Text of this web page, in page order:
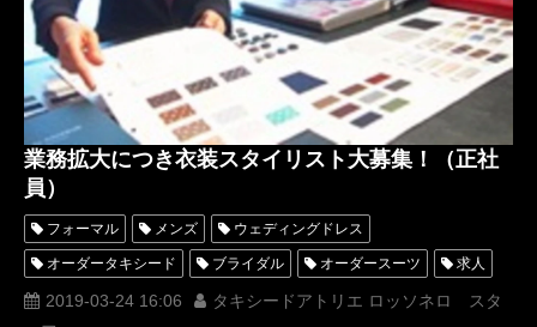
プレ花嫁 メンズコーディネート術 メンズコーディネート
阪急百貨店うめだ本店 HANKYUウエディングフェスタ
業務拡大につき衣装スタイリスト大募集！（正社
員）
フォーマル メンズ ウェディングドレス
オーダータキシード ブライダル オーダースーツ 求人
アパレル 衣装コーディネーター スタイリスト
2019-03-24 16:06
タキシードアトリエ ロッソネロ スタ